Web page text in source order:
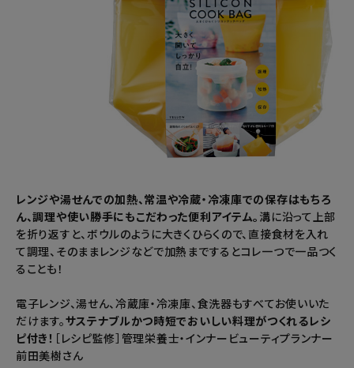
レンジや湯せんでの加熱、常温や冷蔵・冷凍庫での保存はもちろ
ん、調理や使い勝手にもこだわった便利アイテム。 溝に沿って上部
を折り返すと、ボウルのように大きくひらくので、直接食材を入れ
て調理、そのままレンジなどで加熱までするとコレ一つで一品つく
ることも！
電子レンジ、湯せん、冷蔵庫・冷凍庫、食洗器もすべてお使いいた
だけます。サステナブルかつ時短でおいしい料理がつくれるレシ
ピ付き！ ［レシピ監修］管理栄養士・インナービューティプランナー
前田美樹さん